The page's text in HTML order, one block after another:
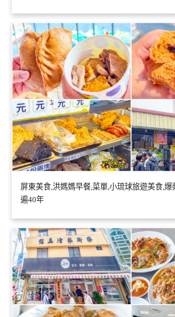
屏東美食,洪媽媽早餐,菜單,小琉球旅遊美食,爆
遍40年